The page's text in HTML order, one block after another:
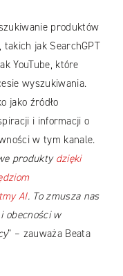
produktów
jak SearchGPT
YouTube, które
wyszukiwania.
jako źródło
i informacji o
w tym kanale.
produkty dzięki
AI. To zmusza nas
obecności w
” – zauważa Beata